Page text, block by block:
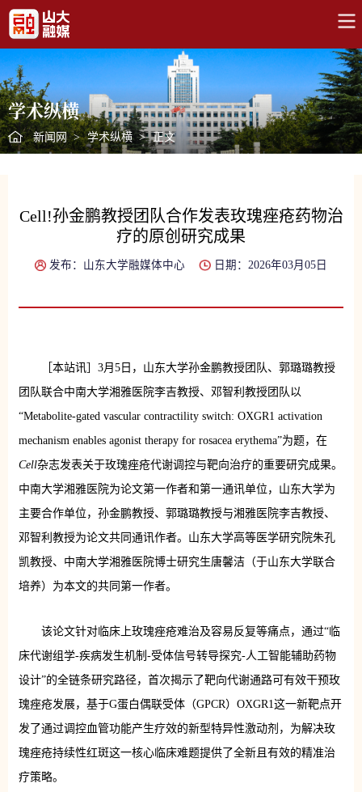
学术纵横
新闻网 > 学术纵横 > 正文
Cell!孙金鹏教授团队合作发表玫瑰痤疮药物治
疗的原创研究成果
发布：山东大学融媒体中心 日期：2026年03月05日
［本站讯］3月5日，山东大学孙金鹏教授团队、郭璐璐教授
团队联合中南大学湘雅医院李吉教授、邓智利教授团队以
“Metabolite-gated vascular contractility switch: OXGR1 activation
mechanism enables agonist therapy for rosacea erythema”为题，在
Cell杂志发表关于玫瑰痤疮代谢调控与靶向治疗的重要研究成果。
中南大学湘雅医院为论文第一作者和第一通讯单位，山东大学为
主要合作单位，孙金鹏教授、郭璐璐教授与湘雅医院李吉教授、
邓智利教授为论文共同通讯作者。山东大学高等医学研究院朱孔
凯教授、中南大学湘雅医院博士研究生唐馨洁（于山东大学联合
培养）为本文的共同第一作者。
该论文针对临床上玫瑰痤疮难治及容易反复等痛点，通过“临
床代谢组学-疾病发生机制-受体信号转导探究-人工智能辅助药物
设计”的全链条研究路径，首次揭示了靶向代谢通路可有效干预玫
瑰痤疮发展，基于G蛋白偶联受体（GPCR）OXGR1这一新靶点开
发了通过调控血管功能产生疗效的新型特异性激动剂，为解决玫
瑰痤疮持续性红斑这一核心临床难题提供了全新且有效的精准治
疗策略。